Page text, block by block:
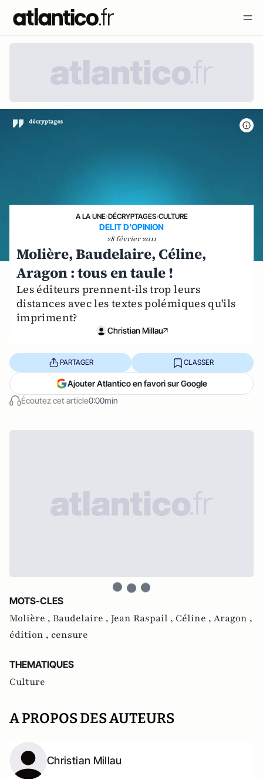
A LA UNE›DÉCRYPTAGES›CULTURE
DELIT D'OPINION
28 février 2011
Molière, Baudelaire, Céline,
Aragon : tous en taule !
Les éditeurs prennent-ils trop leurs
distances avec les textes polémiques qu'ils
impriment?
Christian Millau
Écoutez cet article0:00min
PARTAGER CLASSER
Ajouter Atlantico en favori sur Google
MOTS-CLES
Molière , Baudelaire , Jean Raspail , Céline , Aragon ,
édition , censure
THEMATIQUES
Culture
A PROPOS DES AUTEURS
Christian Millau